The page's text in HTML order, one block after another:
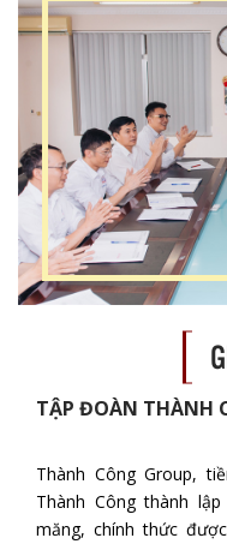
TẬP ĐOÀN THÀNH
Thành Công Group,
Thành Công thành
măng, chính thức